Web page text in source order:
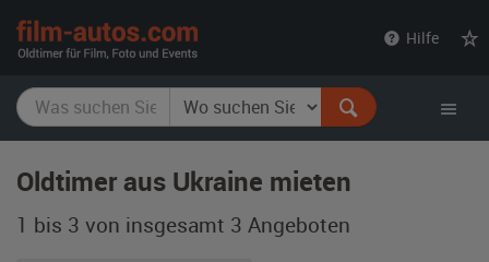
Hilfe
Oldtimer aus Ukraine mieten
1 bis 3 von insgesamt 3 Angeboten